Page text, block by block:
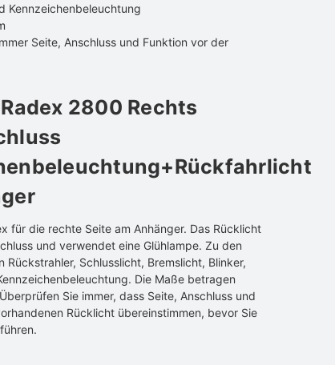
Kennzeichenbeleuchtung
Seite, Anschluss und Funktion vor der
2800 Rechts
für die rechte Seite am Anhänger. Das Rücklicht
und verwendet eine Glühlampe. Zu den
Rückstrahler, Schlusslicht, Bremslicht, Blinker,
Die Maße betragen
Sie immer, dass Seite, Anschluss und
Rücklicht übereinstimmen, bevor Sie